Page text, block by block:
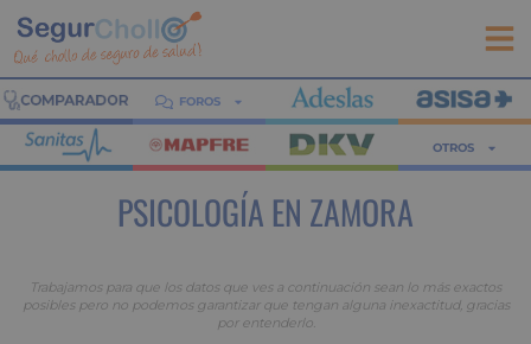
FOROS
OTROS
PSICOLOGÍA EN ZAMORA
Trabajamos para que los datos que ves a continuación sean lo más exactos
posibles pero no podemos garantizar que tengan alguna inexactitud, gracias
por entenderlo.